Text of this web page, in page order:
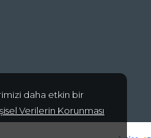
daha etkin bir
Verilerin Korunması